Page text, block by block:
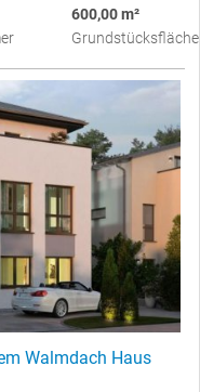
600,00 m²
Grundstücksfläche
Walmdach Haus